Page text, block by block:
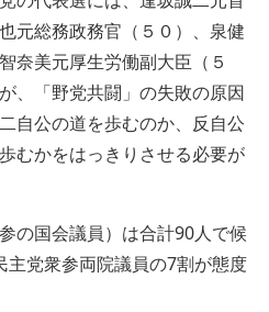
元総務政務官（５０）、泉健
奈美元厚生労働副大臣（５
、「野党共闘」の失敗の原因
自公の道を歩むのか、反自公
むかをはっきりさせる必要が
の国会議員）は合計90人で候
党衆参両院議員の7割が態度